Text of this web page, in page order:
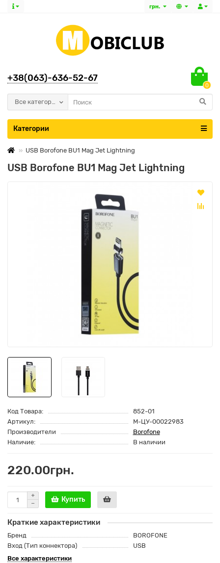
грн.
+38(063)-636-52-67
0
Все категории
Категории
USB Borofone BU1 Mag Jet Lightning
USB Borofone BU1 Mag Jet Lightning
Код Товара:
852-01
Артикул:
M-ЦУ-00022983
Производители
Borofone
Наличие:
В наличии
220.00грн.
Купить
Краткие характеристики
Бренд
BOROFONE
Вход (Тип коннектора)
USB
Все характеристики